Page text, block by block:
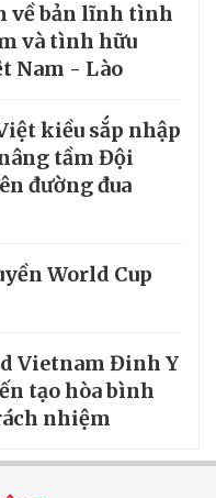
về bản lĩnh tình
và tình hữu
Nam - Lào
kiều sắp nhập
tầm Đội
đường đua
World Cup
Vietnam Đinh Y
tạo hòa bình
nhiệm